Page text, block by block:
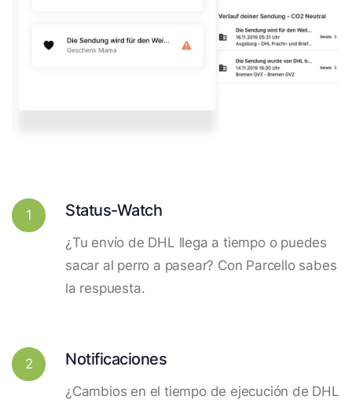
1 Status-Watch
¿Tu envío de DHL llega a tiempo o puedes
sacar al perro a pasear? Con Parcello sabes
la respuesta.
2 Notificaciones
¿Cambios en el tiempo de ejecución de DHL